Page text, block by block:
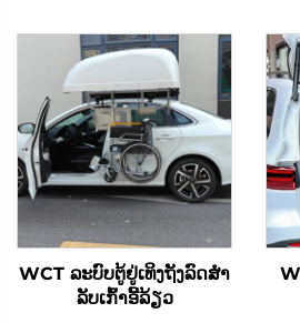
WCT ລະບົບຕູ້ຢູ່ເທິງຖັງລົດສໍາ
ລັບເກົ້າອີ້ລ້ຽວ